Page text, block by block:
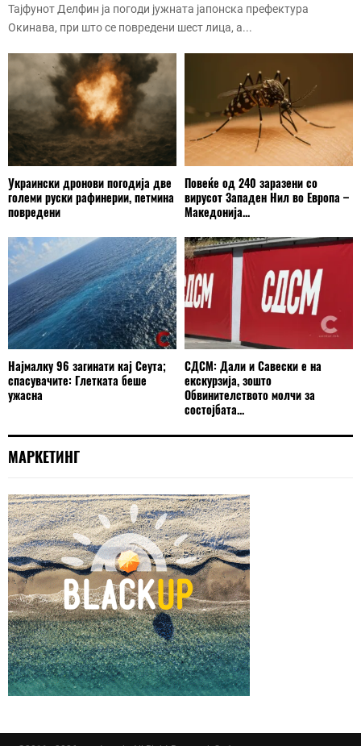
Тајфунот Делфин ја погоди јужната јапонска префектура
Окинава, при што се повредени шест лица, а...
Украински дронови погодија две
големи руски рафинерии, петмина
повредени
Повеќе од 240 заразени со
вирусот Западен Нил во Европа –
Македонија...
Најмалку 96 загинати кај Сеута;
спасувачите: Глетката беше
ужасна
СДСМ: Дали и Савески е на
екскурзија, зошто
Обвинителството молчи за
состојбата...
МАРКЕТИНГ